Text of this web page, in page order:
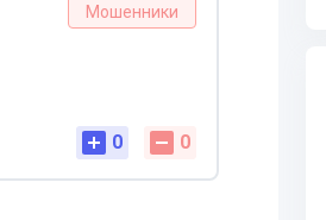
Мошенники
0 0